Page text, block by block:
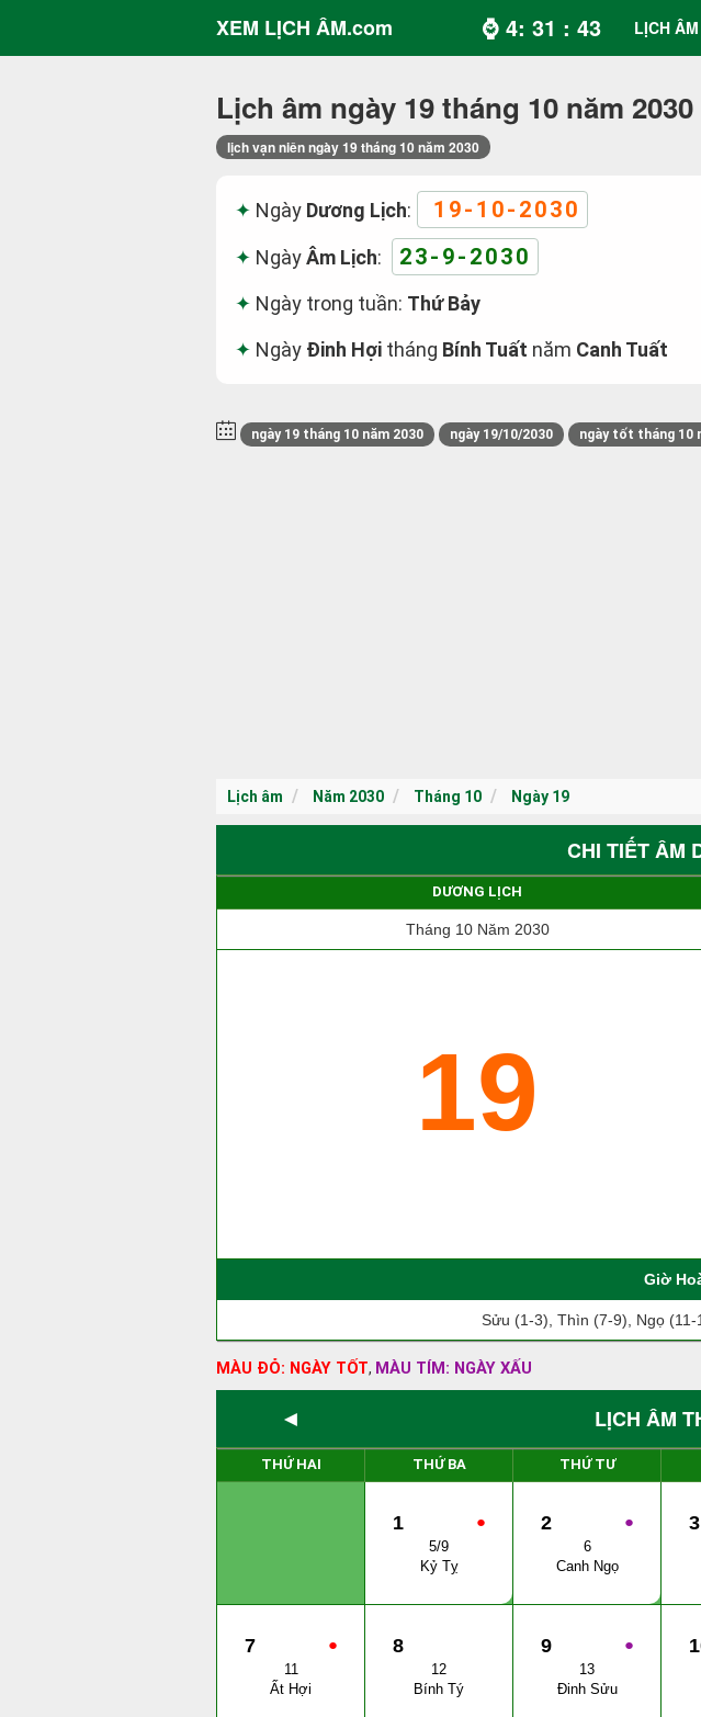
XEM LỊCH ÂM.com ⌚ 4: 31 : 43 LỊCH
Lịch âm ngày 19 tháng 10 năm 2030
lịch vạn niên ngày 19 tháng 10 năm 2030
Ngày Dương Lịch: 19-10-2030
NgàyÂm Lịch: 23-9-2030
Ngày trong tuần: Thứ Bảy
Ngày Đinh Hợi tháng Bính Tuất năm Canh Tuất
ngày 19 tháng 10 năm 2030 ngày 19/10/2030 ngày tốt tháng 10
Lịch âm Năm 2030 Tháng 10 Ngày 19
CHI TIẾT ÂM
DƯƠNG LỊCH
Tháng 10 Năm 2030
19
Giờ
Sửu (1-3), Thìn (7-9), Ngọ
MÀU ĐỎ: NGÀY TỐT, MÀU TÍM: NGÀY XẤU
◄ LỊCH ÂM
THỨ HAI THỨ BA THỨ TƯ
●
1
5/9
Kỷ Tỵ
●
2
6
Canh Ngọ
3
●
7
11
Ất Hợi
8
12
Bính Tý
●
9
13
Đinh Sửu